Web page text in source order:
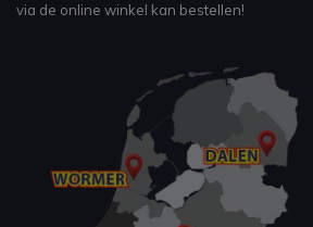
via de online winkel kan bestellen!